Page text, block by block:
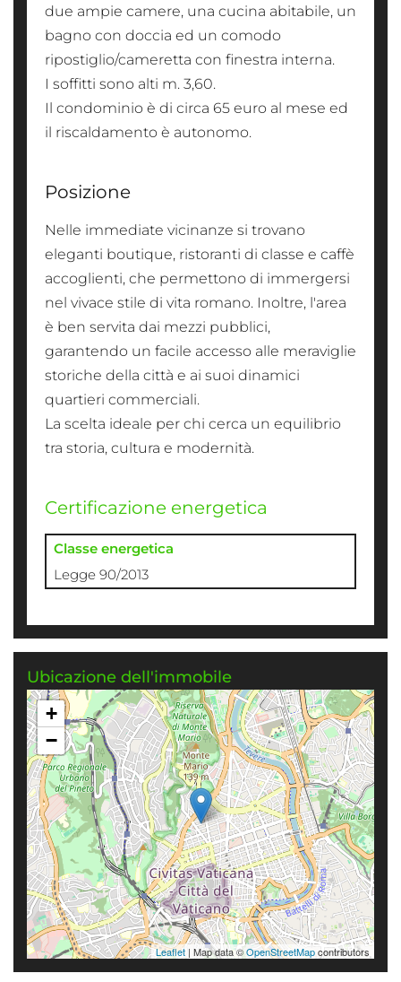
due ampie camere, una cucina abitabile, un
bagno con doccia ed un comodo
ripostiglio/cameretta con finestra interna.
I soffitti sono alti m. 3,60.
Il condominio è di circa 65 euro al mese ed
il riscaldamento è autonomo.
Posizione
Nelle immediate vicinanze si trovano
eleganti boutique, ristoranti di classe e caffè
accoglienti, che permettono di immergersi
nel vivace stile di vita romano. Inoltre, l'area
è ben servita dai mezzi pubblici,
garantendo un facile accesso alle meraviglie
storiche della città e ai suoi dinamici
quartieri commerciali.
La scelta ideale per chi cerca un equilibrio
tra storia, cultura e modernità.
Certificazione energetica
Classe energetica
Legge 90/2013
Ubicazione dell'immobile
+
−
Leaflet | Map data ©OpenStreetMapcontributors